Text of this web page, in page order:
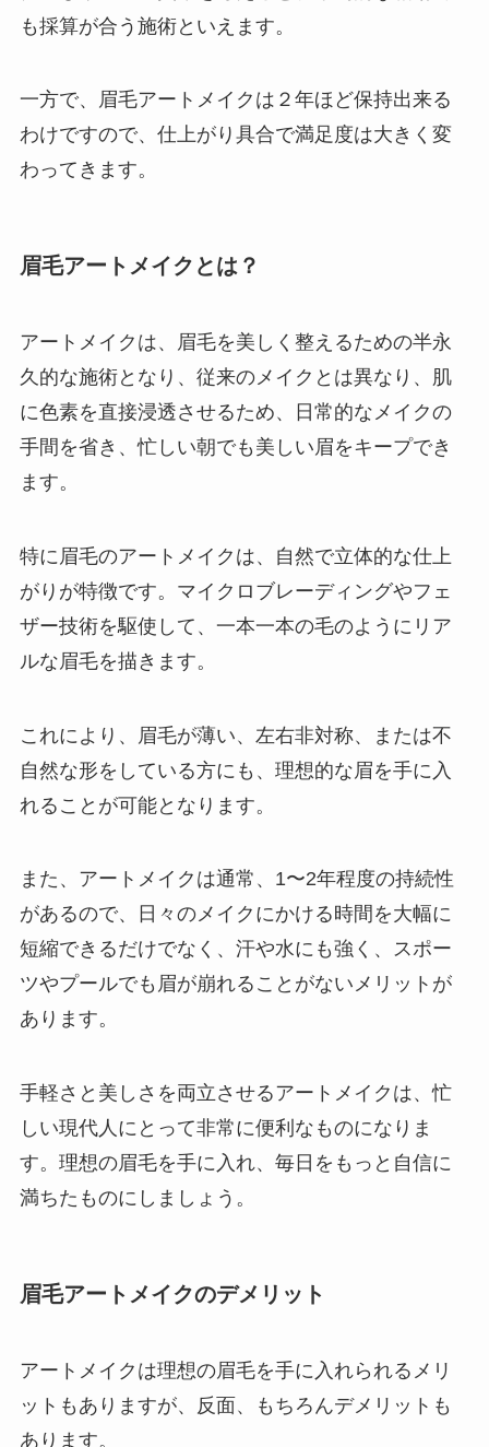
も採算が合う施術といえます。
一方で、眉毛アートメイクは２年ほど保持出来る
わけですので、仕上がり具合で満足度は大きく変
わってきます。
眉毛アートメイクとは？
アートメイクは、眉毛を美しく整えるための半永
久的な施術となり、従来のメイクとは異なり、肌
に色素を直接浸透させるため、日常的なメイクの
手間を省き、忙しい朝でも美しい眉をキープでき
ます。
特に眉毛のアートメイクは、自然で立体的な仕上
がりが特徴です。マイクロブレーディングやフェ
ザー技術を駆使して、一本一本の毛のようにリア
ルな眉毛を描きます。
これにより、眉毛が薄い、左右非対称、または不
自然な形をしている方にも、理想的な眉を手に入
れることが可能となります。
また、アートメイクは通常、1〜2年程度の持続性
があるので、日々のメイクにかける時間を大幅に
短縮できるだけでなく、汗や水にも強く、スポー
ツやプールでも眉が崩れることがないメリットが
あります。
手軽さと美しさを両立させるアートメイクは、忙
しい現代人にとって非常に便利なものになりま
す。理想の眉毛を手に入れ、毎日をもっと自信に
満ちたものにしましょう。
眉毛アートメイクのデメリット
アートメイクは理想の眉毛を手に入れられるメリ
ットもありますが、反面、もちろんデメリットも
あります。